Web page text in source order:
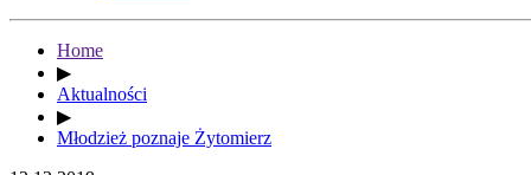
Home
▶
Aktualności
▶
Młodzież poznaje Żytomierz